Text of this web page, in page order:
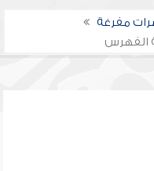
مفرغة
الفهرس